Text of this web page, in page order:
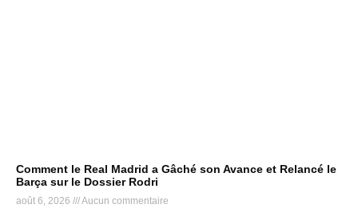
Comment le Real Madrid a Gâché son Avance et Relancé le
Barça sur le Dossier Rodri
août 6, 2026 Aucun commentaire